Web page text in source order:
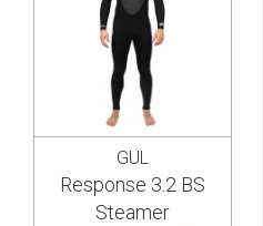
GUL
Response 3.2 BS
Steamer